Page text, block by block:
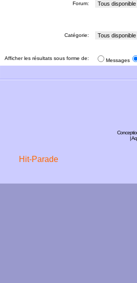
Forum:
Catégorie:
Afficher les résultats sous forme de: Messages
|